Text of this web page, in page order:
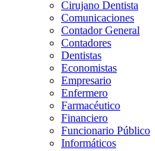
Cirujano Dentista
Comunicaciones
Contador General
Contadores
Dentistas
Economistas
Empresario
Enfermero
Farmacéutico
Financiero
Funcionario Público
Informáticos